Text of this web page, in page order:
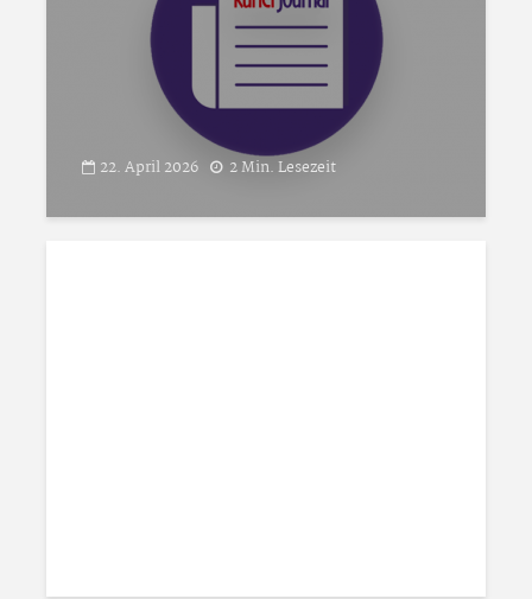
22. April 2026 2 Min. Lesezeit